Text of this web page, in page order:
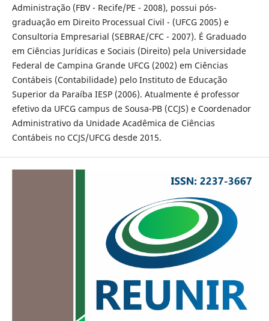
Administração (FBV - Recife/PE - 2008), possui pós-
graduação em Direito Processual Civil - (UFCG 2005) e
Consultoria Empresarial (SEBRAE/CFC - 2007). É Graduado
em Ciências Jurídicas e Sociais (Direito) pela Universidade
Federal de Campina Grande UFCG (2002) em Ciências
Contábeis (Contabilidade) pelo Instituto de Educação
Superior da Paraíba IESP (2006). Atualmente é professor
efetivo da UFCG campus de Sousa-PB (CCJS) e Coordenador
Administrativo da Unidade Acadêmica de Ciências
Contábeis no CCJS/UFCG desde 2015.